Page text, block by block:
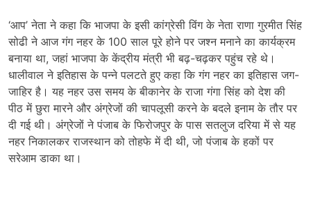
‘आप’ नेता ने कहा कि भाजपा के इसी कांग्रेसी विंग के नेता राणा गुरमीत सिंह
सोढी ने आज गंग नहर के 100 साल पूरे होने पर जश्न मनाने का कार्यक्रम
बनाया था, जहां भाजपा के केंद्रीय मंत्री भी बढ़-चढ़कर पहुंच रहे थे।
धालीवाल ने इतिहास के पन्ने पलटते हुए कहा कि गंग नहर का इतिहास जग-
जाहिर है। यह नहर उस समय के बीकानेर के राजा गंगा सिंह को देश की
पीठ में छुरा मारने और अंग्रेजों की चापलूसी करने के बदले इनाम के तौर पर
दी गई थी। अंग्रेजों ने पंजाब के फिरोजपुर के पास सतलुज दरिया में से यह
नहर निकालकर राजस्थान को तोहफे में दी थी, जो पंजाब के हकों पर
सरेआम डाका था।